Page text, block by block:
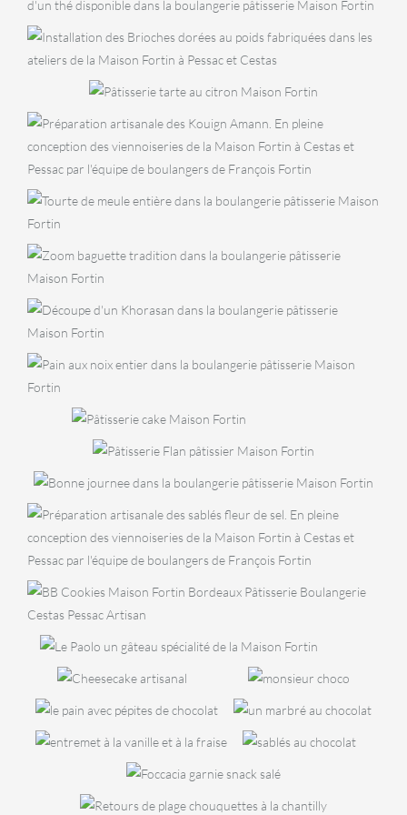
VIENNOISERIES
Brioche au poids
PÂTISSERIES
Tarte au
citron
Kouign Amann
BOULANGERIE
Tourte de meule
Baguette
Tradition
BOULANGERIE
Khorasan
BOULANGERIE
Pain aux noix
,
Cake
Flan
pâtissier
GOÛTER
Bonne journée
BISCUITERIE
Sablés fleur de
sel
BISCUITERIE
BB Cookies
PÂTISSERIES
Paolo
PÂTISSERIES
Cheesecake Mr
Choco
BOULANGERIE
Pain
cacao
Cake
marbré
PÂTISSERIES
Entremet
vanille
fraise choco
SNACKING
Foccacia
Retour de
BOULANGERIE